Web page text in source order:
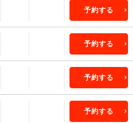
予約する
予約する
予約する
予約する